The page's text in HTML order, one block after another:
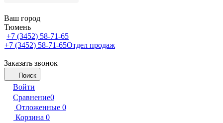
Ваш город
Тюмень
+7 (3452) 58-71-65
+7 (3452) 58-71-65Отдел продаж
Заказать звонок
Поиск
Войти
Сравнение0
Отложенные 0
Корзина 0